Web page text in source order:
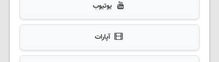
یوتیوب
آپارات